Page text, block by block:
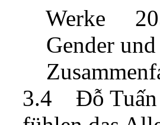
Werke
Gender
3.4 Đỗ Tuấn